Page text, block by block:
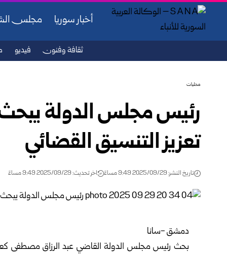
أخبار سوريا مجلس
ثقافة وفنون فيديو
محليات
رئيس مجلس الدولة
تعزيز التنسيق القضائي
تاريخ النشر: 2025/09/29 9:49 مساءً اخر تحديث: 2025/09/29 9:49 مساءً
دمشق -سانا
بحث رئيس مجلس الدولة القاضي عبد الرزاق مصطفى